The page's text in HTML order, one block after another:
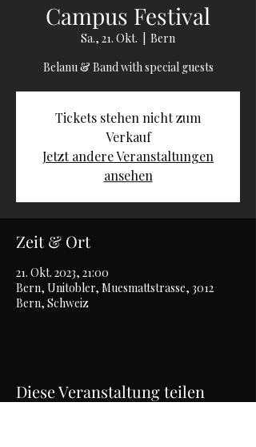
Campus Festival
Sa., 21. Okt.
Bern
Belanu & Band with special guests
Tickets stehen nicht zum
Verkauf
Jetzt andere Veranstaltungen
ansehen
Zeit & Ort
21. Okt. 2023, 21:00
Bern, Unitobler, Muesmattstrasse, 3012
Bern, Schweiz
Diese Veranstaltung teilen